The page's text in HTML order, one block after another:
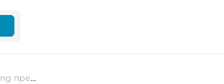
Ще одна новинка цього літа: Samsung представить свій новий foldable